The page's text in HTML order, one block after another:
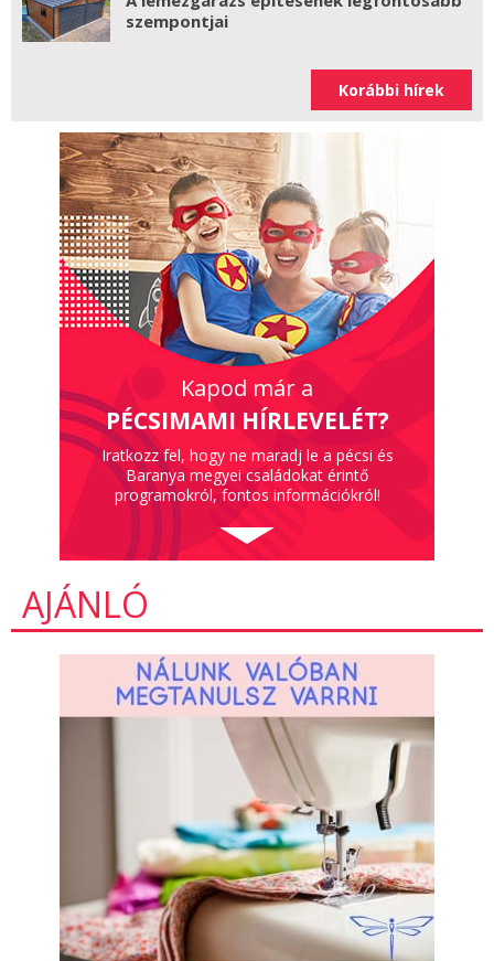
szempontjai
Korábbi hírek
Kapod már a
PÉCSIMAMI HÍRLEVELÉT?
Iratkozz fel, hogy ne maradj le a pécsi és
Baranya megyei családokat érintő
programokról, fontos információkról!
AJÁNLÓ